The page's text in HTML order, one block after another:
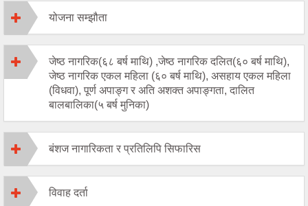
योजना सम्झौता
जेष्ठ नागरिक(६८ बर्ष माथि) ,जेष्ठ नागरिक दलित(६० बर्ष माथि),
जेष्ठ नागरिक एकल महिला (६० बर्ष माथि), असहाय एकल महिला
(विधवा), पूर्ण अपाङ्ग र अति अशक्त अपाङ्गता, दालित
बालबालिका(५ बर्ष मुनिका)
बंशज नागारिकता र प्रतिलिपि सिफारिस
विवाह दर्ता